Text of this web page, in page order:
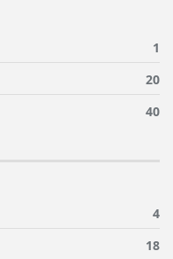
1
20
40
4
18